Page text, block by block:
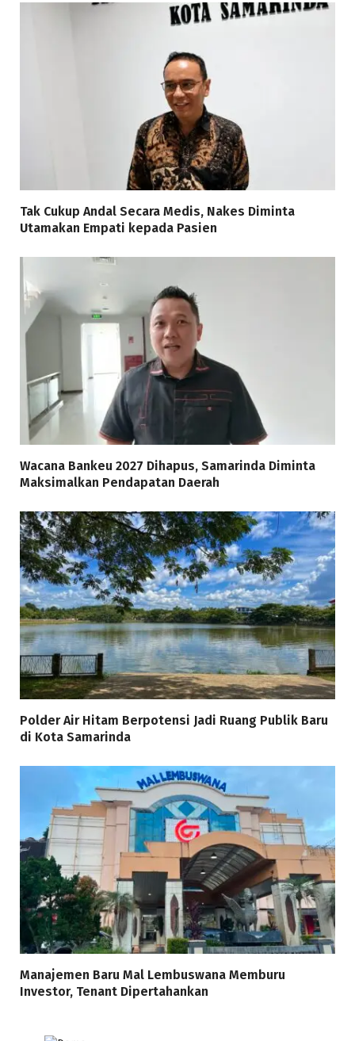
Tak Cukup Andal Secara Medis, Nakes Diminta
Utamakan Empati kepada Pasien
Wacana Bankeu 2027 Dihapus, Samarinda Diminta
Maksimalkan Pendapatan Daerah
Polder Air Hitam Berpotensi Jadi Ruang Publik Baru
di Kota Samarinda
Manajemen Baru Mal Lembuswana Memburu
Investor, Tenant Dipertahankan